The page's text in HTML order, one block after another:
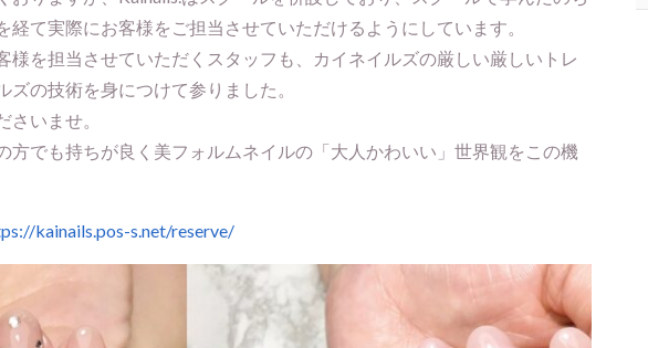
経て実際にお客様をご担当させていただけるようにしています。
様を担当させていただくスタッフも、カイネイルズの厳しい厳しいトレ
の技術を身につけて参りました。
いませ。
方でも持ちが良く美フォルムネイルの「大人かわいい」世界観をこの機
kainails.pos-s.net/reserve/